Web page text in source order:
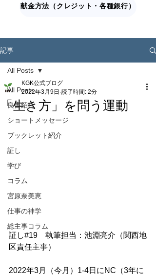
献金方法（クレジット・各種銀行）
記事
All Posts
良書紹介
ショートメッセージ
ブックレット紹介
証し
学び
コラム
宮原奈美恵
仕事の神学
総主事コラム
All Posts
「生き方」を問う運動
KGK公式ブログ
2022年3月9日 読了時間: 2分
証し#19　執筆担当：池淵亮介（関西地
区責任主事）
2022年3月（今月）1-4日にNC（3年に